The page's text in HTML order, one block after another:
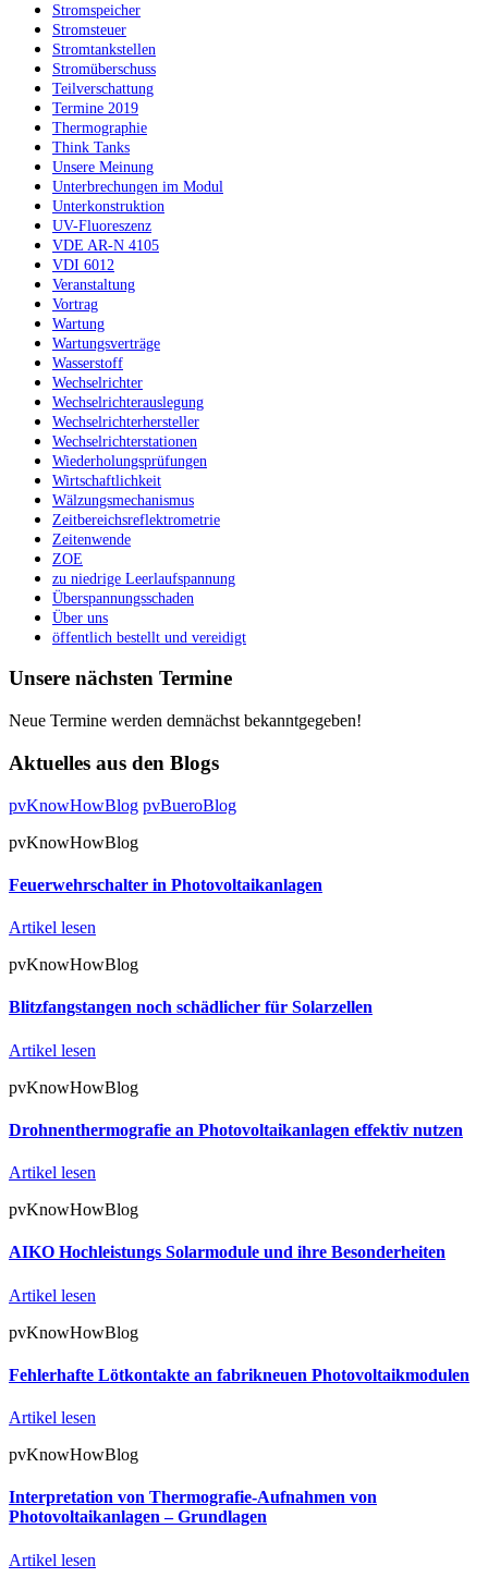
Stromspeicher
Stromsteuer
Stromtankstellen
Stromüberschuss
Teilverschattung
Termine 2019
Thermographie
Think Tanks
Unsere Meinung
Unterbrechungen im Modul
Unterkonstruktion
UV-Fluoreszenz
VDE AR-N 4105
VDI 6012
Veranstaltung
Vortrag
Wartung
Wartungsverträge
Wasserstoff
Wechselrichter
Wechselrichterauslegung
Wechselrichterhersteller
Wechselrichterstationen
Wiederholungsprüfungen
Wirtschaftlichkeit
Wälzungsmechanismus
Zeitbereichsreflektrometrie
Zeitenwende
ZOE
zu niedrige Leerlaufspannung
Überspannungsschaden
Über uns
öffentlich bestellt und vereidigt
Unsere nächsten Termine
Neue Termine werden demnächst bekanntgegeben!
Aktuelles aus den Blogs
pvKnowHowBlog pvBueroBlog
pvKnowHowBlog
Feuerwehrschalter in Photovoltaikanlagen
Artikel lesen
pvKnowHowBlog
Blitzfangstangen noch schädlicher für Solarzellen
Artikel lesen
pvKnowHowBlog
Drohnenthermografie an Photovoltaikanlagen effektiv nutzen
Artikel lesen
pvKnowHowBlog
AIKO Hochleistungs Solarmodule und ihre Besonderheiten
Artikel lesen
pvKnowHowBlog
Fehlerhafte Lötkontakte an fabrikneuen Photovoltaikmodulen
Artikel lesen
pvKnowHowBlog
Interpretation von Thermografie-Aufnahmen von
Photovoltaikanlagen – Grundlagen
Artikel lesen